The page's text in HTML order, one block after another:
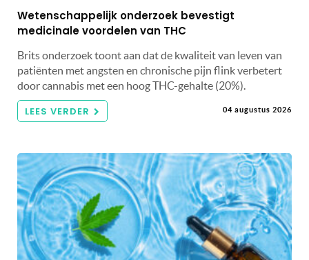
Wetenschappelijk onderzoek bevestigt
medicinale voordelen van THC
Brits onderzoek toont aan dat de kwaliteit van leven van
patiënten met angsten en chronische pijn flink verbetert
door cannabis met een hoog THC-gehalte (20%).
LEES VERDER 04 augustus 2026